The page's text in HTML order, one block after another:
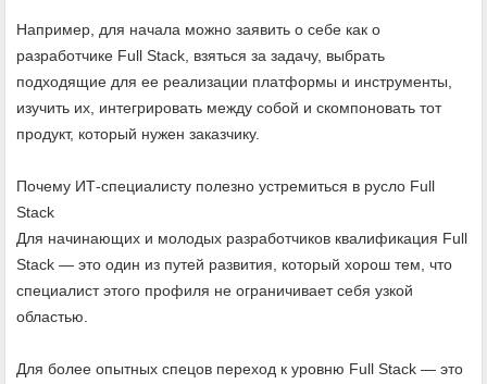
Например, для начала можно заявить о себе как о
разработчике Full Stack, взяться за задачу, выбрать
подходящие для ее реализации платформы и инструменты,
изучить их, интегрировать между собой и скомпоновать тот
продукт, который нужен заказчику.
Почему ИТ-специалисту полезно устремиться в русло Full
Stack
Для начинающих и молодых разработчиков квалификация Full
Stack — это один из путей развития, который хорош тем, что
специалист этого профиля не ограничивает себя узкой
областью.
Для более опытных спецов переход к уровню Full Stack — это